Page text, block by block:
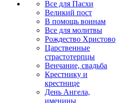
Все для Пасхи
Великий пост
В помощь воинам
Все для молитвы
Рождество Христово
Царственные
страстотерпцы
Венчание, свадьба
Крестнику и
крестнице
День Ангела,
именины